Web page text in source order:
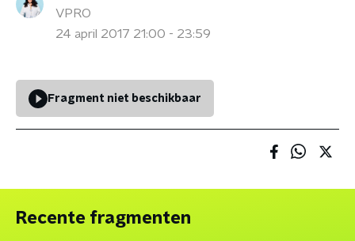
VPRO
24 april 2017 21:00 - 23:59
Fragment niet beschikbaar
Recente fragmenten